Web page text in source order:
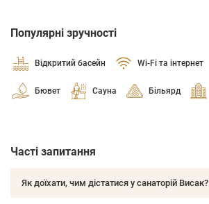
Популярні зручності
Відкритий басейн Wi-Fi та інтернет
Бювет Сауна Більярд
Часті запитання
Як доїхати, чим дістатися у санаторій Висак?